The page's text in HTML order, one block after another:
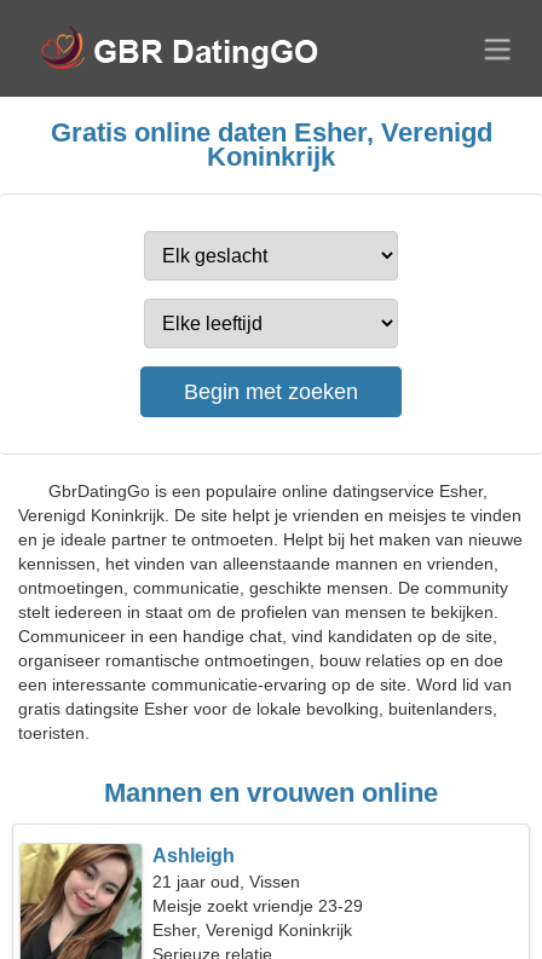
Gratis online daten Esher, Verenigd
Koninkrijk
GbrDatingGo is een populaire online datingservice Esher,
Verenigd Koninkrijk. De site helpt je vrienden en meisjes te vinden
en je ideale partner te ontmoeten. Helpt bij het maken van nieuwe
kennissen, het vinden van alleenstaande mannen en vrienden,
ontmoetingen, communicatie, geschikte mensen. De community
stelt iedereen in staat om de profielen van mensen te bekijken.
Communiceer in een handige chat, vind kandidaten op de site,
organiseer romantische ontmoetingen, bouw relaties op en doe
een interessante communicatie-ervaring op de site. Word lid van
gratis datingsite Esher voor de lokale bevolking, buitenlanders,
toeristen.
Mannen en vrouwen online
Ashleigh
21 jaar oud, Vissen
Meisje zoekt vriendje 23-29
Esher, Verenigd Koninkrijk
Serieuze relatie